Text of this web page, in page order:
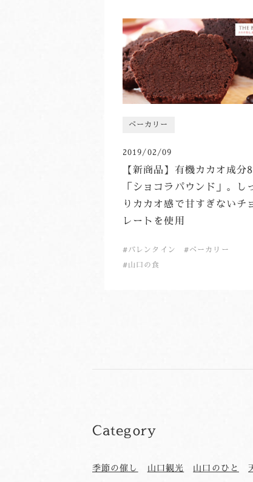
ベーカリー
2019/02/09
【新商品】有機カカオ成分
「ショコラパウンド」。し
りカカオ感で甘すぎないチ
レートを使用
バレンタイン
ベーカリー
山口の食
Category
季節の催し 山口観光 山口のひと